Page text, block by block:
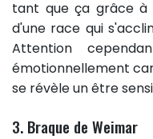
tant que ça grâce à
d'une race qui
Attention
émotionnellement
se révèle un être
3. Braque de Weimar